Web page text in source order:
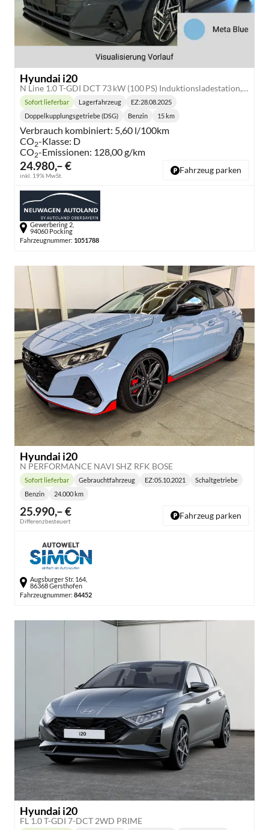
Hyundai i20
N Line 1.0 T-GDI DCT 73 kW (100 PS) Induktionsladestation, Toter-Winkel-Assis. Lenkradheizung, Sitzheizung, Klimaautomatik, Android Auto, Apple CarPlay, Navigationssystem, Virtual Cockpit, Einparkhilfe v + h, Rückfahrkamera, 17 Zoll Leichtmetallfelgen, uvm.
24.980,– €
inkl. 19% MwSt.
Lieferzeit:
Sofort lieferbar Lagerfahrzeug EZ:28.08.2025
Getriebe:
Doppelkupplungsgetriebe (DSG) Benzin 15 km
Verbrauch kombiniert: 5,60 l/100km
CO2-Klasse: D
CO2-Emissionen: 128,00 g/km
Fahrzeug parken
Gewerbering 2,
94060 Pocking
Fahrzeugnummer: 1051788
Hyundai i20
N PERFORMANCE NAVI SHZ RFK BOSE
25.990,– €
Differenzbesteuert
Lieferzeit:
Sofort lieferbar Gebrauchtfahrzeug EZ:05.10.2021
Getriebe:
Schaltgetriebe
Kraftstoff:
Benzin
Kilometerstand:
24.000 km
Fahrzeug parken
Augsburger Str. 164,
86368 Gersthofen
Fahrzeugnummer: 84452
Hyundai i20
FL 1.0 T-GDI 7-DCT 2WD PRIME